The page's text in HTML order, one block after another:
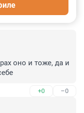
оно и тоже, да и
+0 –0